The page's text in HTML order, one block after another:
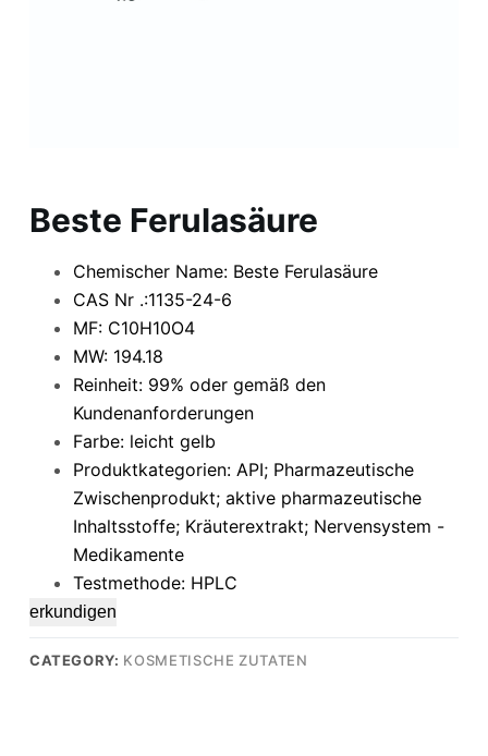
Beste Ferulasäure
Chemischer Name: Beste Ferulasäure
CAS Nr .:1135-24-6
MF: C10H10O4
MW: 194.18
Reinheit: 99% oder gemäß den
Kundenanforderungen
Farbe: leicht gelb
Produktkategorien: API; Pharmazeutische
Zwischenprodukt; aktive pharmazeutische
Inhaltsstoffe; Kräuterextrakt; Nervensystem -
Medikamente
Testmethode: HPLC
erkundigen
CATEGORY: KOSMETISCHE ZUTATEN